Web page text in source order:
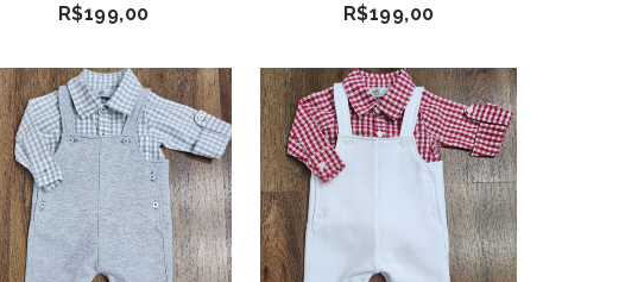
R$199,00 R$199,00